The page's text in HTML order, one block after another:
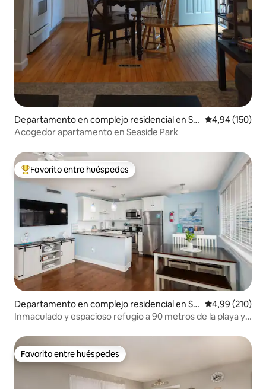
Departamento en complejo residencial en Se
aside Park
Calificación
4,94 (150)
Acogedor apartamento en Seaside Park
Favorito entre los huéspedes más destacados
Favorito entre huéspedes
Departamento en complejo residencial en Se
aside Heights
Calificación
4,99 (210)
Inmaculado y espacioso refugio a 90 metros de la playa y
Favorito entre huéspedes
Favorito entre huéspedes